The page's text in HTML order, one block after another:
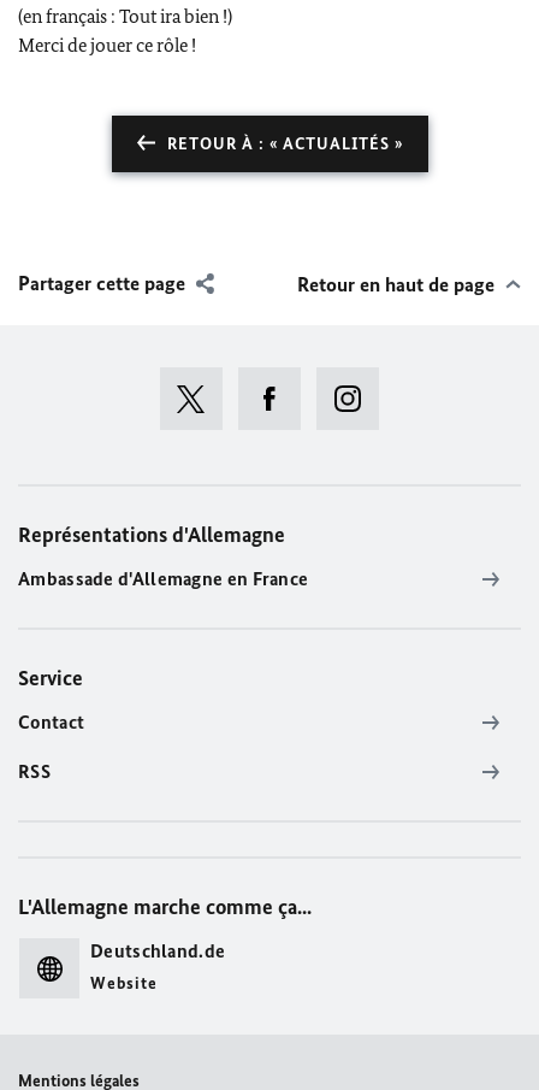
(en français : Tout ira bien !)
Merci de jouer ce rôle !
RETOUR À : « ACTUALITÉS »
Partager cette page Retour en haut de page
Représentations d'Allemagne
Ambassade d'Allemagne en France
Service
Contact
RSS
L'Allemagne marche comme ça...
Deutschland.de
Website
Mentions légales